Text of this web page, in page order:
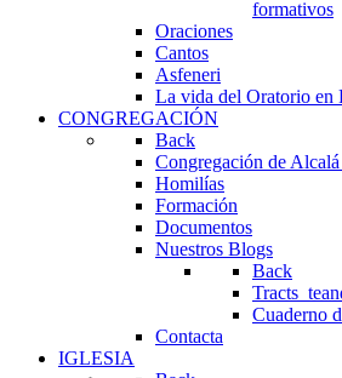
formativos
Oraciones
Cantos
Asfeneri
La vida del Oratorio en
CONGREGACIÓN
Back
Congregación de
Homilías
Formación
Documentos
Nuestros Blogs
Back
Cuaderno
Contacta
IGLESIA